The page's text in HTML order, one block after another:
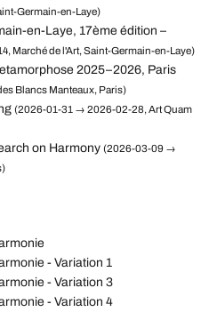
Germain-en-Laye)
en-Laye, 17ème édition –
Marché de l'Art, Saint-Germain-en-Laye)
2025–2026, Paris
Blancs Manteaux, Paris)
(2026-01-31 → 2026-02-28, Art Quam
on Harmony (2026-03-09 →
- Variation 1
- Variation 3
- Variation 4